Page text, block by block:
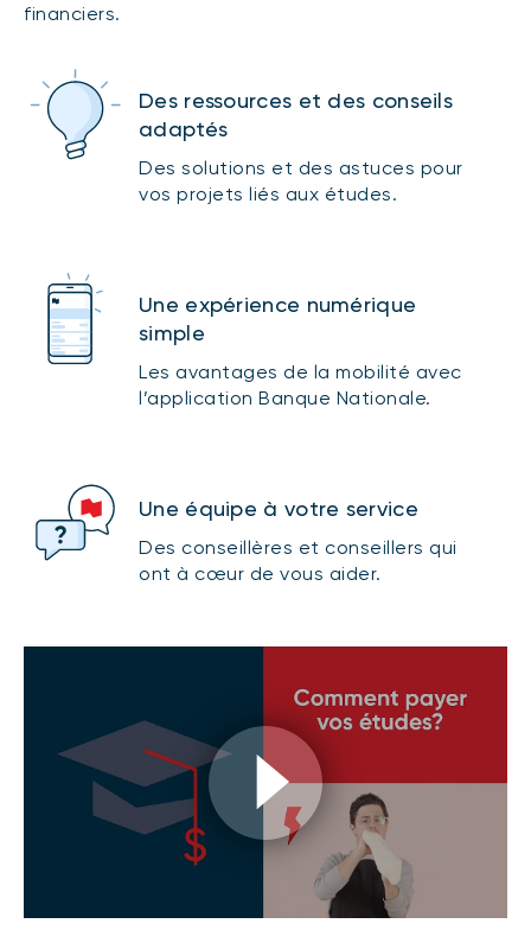
financiers.
Des ressources et des conseils
adaptés
Des solutions et des astuces pour
vos projets liés aux études.
Une expérience numérique
simple
Les avantages de la mobilité avec
l’application Banque Nationale.
Une équipe à votre service
Des conseillères et conseillers qui
ont à cœur de vous aider.